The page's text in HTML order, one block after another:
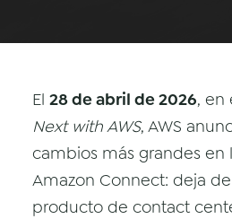
IoT
Asistente Virtual AI -
El 28 de abril de 2026, en
Next with AWS, AWS
cambios más grandes en
Amazon Connect: deja
producto de contact